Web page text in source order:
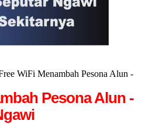
WiFi Menambah Pesona Alun -
Pesona Alun -